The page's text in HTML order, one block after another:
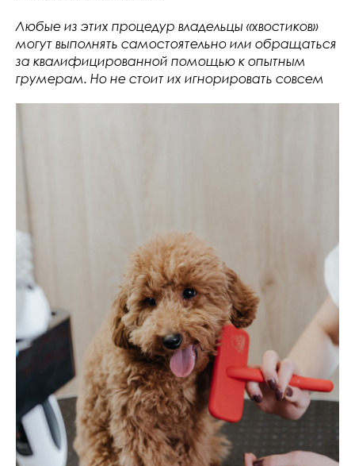
Любые из этих процедур владельцы «хвостиков»
могут выполнять самостоятельно или обращаться
за квалифицированной помощью к опытным
грумерам. Но не стоит их игнорировать совсем